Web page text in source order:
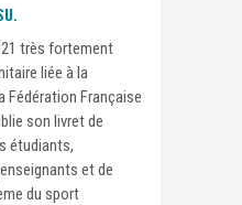
très fortement
liée à la
Fédération Française
son livret de
étudiants,
et de
du sport